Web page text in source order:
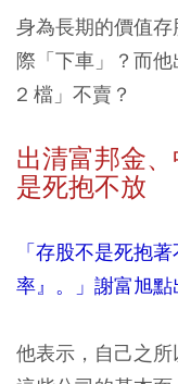
身為長期的價值
際「下車」？而
2 檔」不賣？
出清富邦金
是死抱不放
「存股不是死抱
率』。」謝富旭點
他表示，自己之